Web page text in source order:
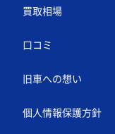
買取相場
口コミ
旧車への想い
個人情報保護方針